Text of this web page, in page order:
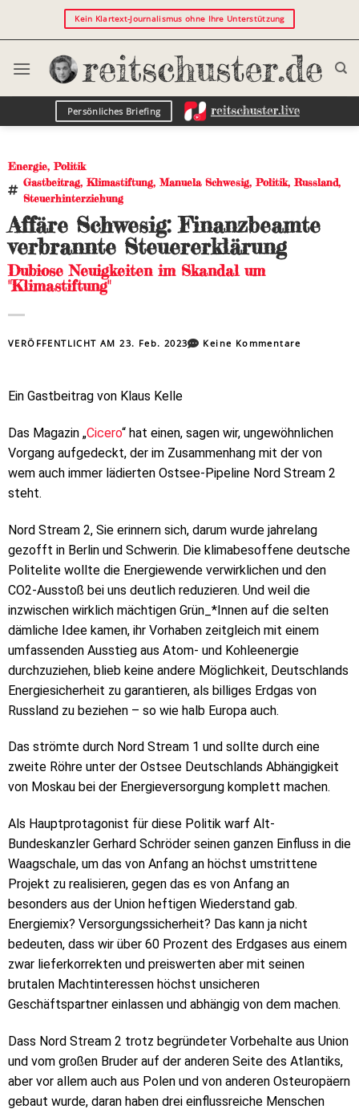
Kein Klartext-Journalismus ohne Ihre Unterstützung
Persönliches Briefing
Energie,Politik
Gastbeitrag, Klimastiftung, Manuela Schwesig,Politik, Russland,
Steuerhinterziehung
Affäre Schwesig: Finanzbeamte
verbrannte Steuererklärung
Dubiose Neuigkeiten im Skandal um
"Klimastiftung"
VERÖFFENTLICHT AM23. Feb. 2023 Keine Kommentare
Ein Gastbeitrag von Klaus Kelle
Das Magazin „Cicero“ hat einen, sagen wir, ungewöhnlichen
Vorgang aufgedeckt, der im Zusammenhang mit der von
wem auch immer lädierten Ostsee-Pipeline Nord Stream 2
steht.
Nord Stream 2, Sie erinnern sich, darum wurde jahrelang
gezofft in Berlin und Schwerin. Die klimabesoffene deutsche
Politelite wollte die Energiewende verwirklichen und den
CO2-Ausstoß bei uns deutlich reduzieren. Und weil die
inzwischen wirklich mächtigen Grün_*Innen auf die selten
dämliche Idee kamen, ihr Vorhaben zeitgleich mit einem
umfassenden Ausstieg aus Atom- und Kohleenergie
durchzuziehen, blieb keine andere Möglichkeit, Deutschlands
Energiesicherheit zu garantieren, als billiges Erdgas von
Russland zu beziehen – so wie halb Europa auch.
Das strömte durch Nord Stream 1 und sollte durch eine
zweite Röhre unter der Ostsee Deutschlands Abhängigkeit
von Moskau bei der Energieversorgung komplett machen.
Als Hauptprotagonist für diese Politik warf Alt-
Bundeskanzler Gerhard Schröder seinen ganzen Einfluss in die
Waagschale, um das von Anfang an höchst umstrittene
Projekt zu realisieren, gegen das es von Anfang an
besonders aus der Union heftigen Wiederstand gab.
Energiemix? Versorgungssicherheit? Das kann ja nicht
bedeuten, dass wir über 60 Prozent des Erdgases aus einem
zwar lieferkorrekten und preiswerten aber mit seinen
brutalen Machtinteressen höchst unsicheren
Geschäftspartner einlassen und abhängig von dem machen.
Dass Nord Stream 2 trotz begründeter Vorbehalte aus Union
und vom großen Bruder auf der anderen Seite des Atlantiks,
aber vor allem auch aus Polen und von anderen Osteuropäern
gebaut wurde, daran haben drei einflussreiche Menschen